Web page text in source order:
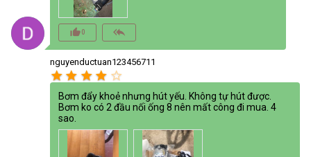
thumb_up_alt0 reply_all
nguyenductuan123456711
star star star star star_border
Bơm đẩy khoẻ nhưng hút yếu. Không tự hút được.
Bơm ko có 2 đầu nối ống 8 nên mất công đi mua. 4
sao.